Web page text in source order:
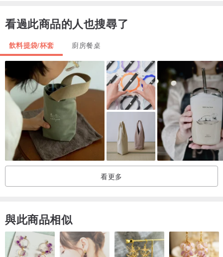
●皮革高質感 –哥提的是質感，姊提的是時髦
可碰水與媲美真皮的強韌性等特點。
●立體磁釦設計 –幫你挺住每一刻
提袋上方具有磁釦設計，裝入容器後釦起可在放置時保持提袋立體，
輕鬆提起隨行。
●為什麼是2.0？
太陽系飲品袋的原版在2017年誕生，隨著2018年禁塑令的實施，很高
興看到越來越多的人對於環保意識的重視，開始自備環保杯、環保瓶
等容器。使用者的行為變化帶動了太陽系的進化，有一部分的環保容
計，讓每一個使用者能夠更順暢得在生活中享受喝飲料的樂趣！
●清潔方式：超細纖維材料基本上不太容易沾附髒污，若需清洗以清水
看過此商品的人也搜尋了
飲料提袋/杯套 廚房餐桌
看更多
與此商品相似